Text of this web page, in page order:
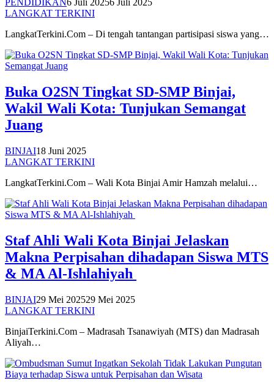
PENDIDIKAN6 Juli 20256 Juli 2025
LANGKAT TERKINI
LangkatTerkini.Com – Di tengah tantangan partisipasi siswa yang…
Buka O2SN Tingkat SD-SMP Binjai,
Wakil Wali Kota: Tunjukan Semangat
Juang
BINJAI18 Juni 2025
LANGKAT TERKINI
LangkatTerkini.Com – Wali Kota Binjai Amir Hamzah melalui…
Staf Ahli Wali Kota Binjai Jelaskan
Makna Perpisahan dihadapan Siswa MTS
& MA Al-Ishlahiyah
BINJAI29 Mei 202529 Mei 2025
LANGKAT TERKINI
BinjaiTerkini.Com – Madrasah Tsanawiyah (MTS) dan Madrasah
Aliyah…